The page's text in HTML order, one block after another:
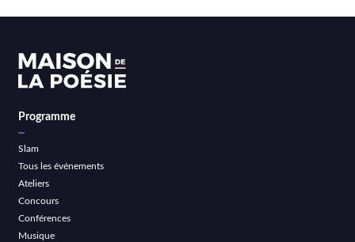
Programme
Slam
Tous les événements
Ateliers
Concours
Conférences
Musique